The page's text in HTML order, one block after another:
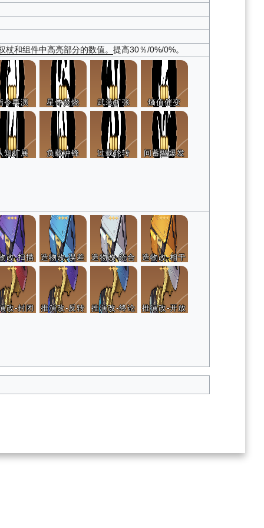
杖和组件中高亮部分的数值。 提高30％/0%/0%。
令再演 星体焚烧 武装扩张 熵值催变
知扩展 负载冲锋 过载轮转 间蓄型爆发
改-扫描 造物改-误差 造物改-统合 造物改-相干
改-封闭 推演改-反转 推演改-终论 推演改-开放